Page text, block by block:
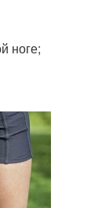
ноге;